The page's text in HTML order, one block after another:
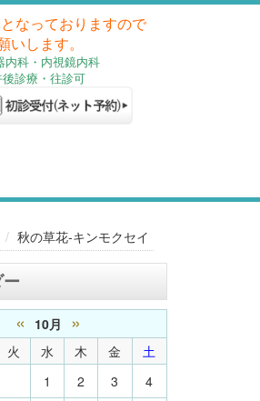
なっておりますので
します。
内科・内視鏡内科
診療・往診可
秋の草花-キンモクセイ
« 10月 »
火 水 木 金
土
1
2 3
4